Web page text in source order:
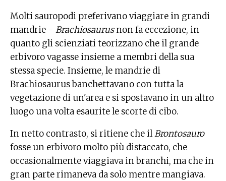
Molti sauropodi preferivano viaggiare in grandi
mandrie - Brachiosaurusnon fa eccezione, in
quanto gli scienziati teorizzano che il grande
erbivoro vagasse insieme a membri della sua
stessa specie. Insieme, le mandrie di
Brachiosaurus banchettavano con tutta la
vegetazione di un'area e si spostavano in un altro
luogo una volta esaurite le scorte di cibo.
In netto contrasto, si ritiene che ilBrontosauro
fosse un erbivoro molto più distaccato, che
occasionalmente viaggiava in branchi, ma che in
gran parte rimaneva da solo mentre mangiava.